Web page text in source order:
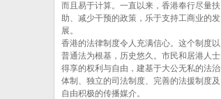
而且易于计算。一直以来，香港奉行尽量扶
助、减少干预的政策，乐于支持工商业的发
展。
香港的法律制度令人充满信心。这个制度以
普通法为根基，历史悠久。市民和居港人士
得享的权利与自由，建基于大公无私的法治
体制、独立的司法制度、完善的法援制度及
自由积极的传播媒介。